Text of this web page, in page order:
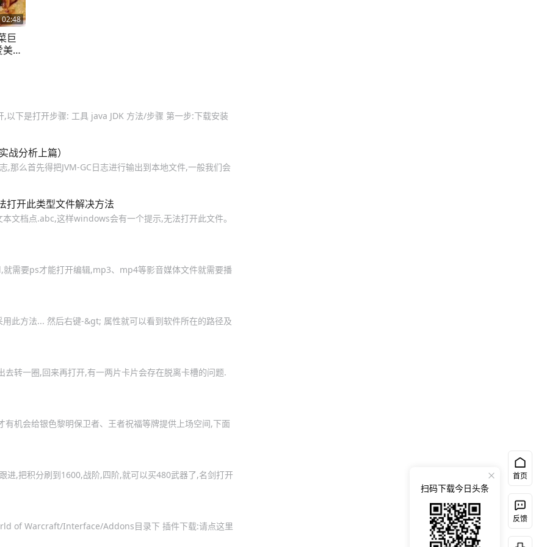
02:48
巨
食
下是打开步骤: 工具 java JDK 方法/步骤 第一步:下载安装
战分析上篇）
,那么首先得把JVM-GC日志进行输出到本地文件,一般我们会
打开此类型文件解决方法
文档点.abc,这样windows会有一个提示,无法打开此文件。
需要ps才能打开编辑,mp3、mp4等影音媒体文件就需要播
此方法... 然后右键-&gt; 属性就可以看到软件所在的路径及
转一圈,回来再打开,有一两片卡片会存在脱离卡槽的问题.
机会给银色黎明保卫者、王者祝福等牌提供上场空间,下面
进,把积分刷到1600,战阶,四阶,就可以买480武器了,名剑打开
of Warcraft/Interface/Addons目录下 插件下载:请点这里
首页
反馈
扫码下载今日头条